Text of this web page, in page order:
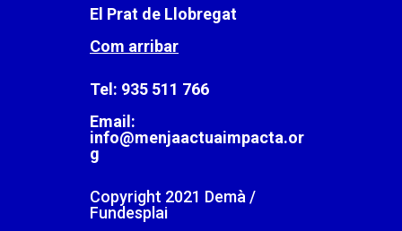
El Prat de Llobregat
Com arribar
Tel: 935 511 766
Email:
info@menjaactuaimpacta.or
g
Copyright 2021 Demà /
Fundesplai